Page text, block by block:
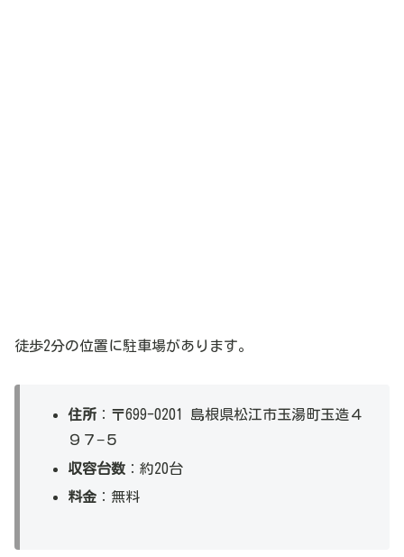
徒歩2分の位置に駐車場があります。
住所 ：〒699-0201 島根県松江市玉湯町玉造４
９７−５
収容台数 ：約20台
料金 ：無料